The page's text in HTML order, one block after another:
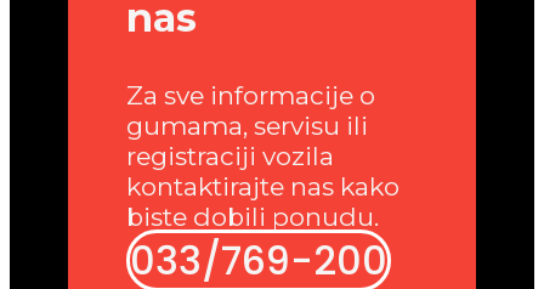
nas
Za sve informacije o
gumama, servisu ili
registraciji vozila
kontaktirajte nas kako
biste dobili ponudu.
033/769-200